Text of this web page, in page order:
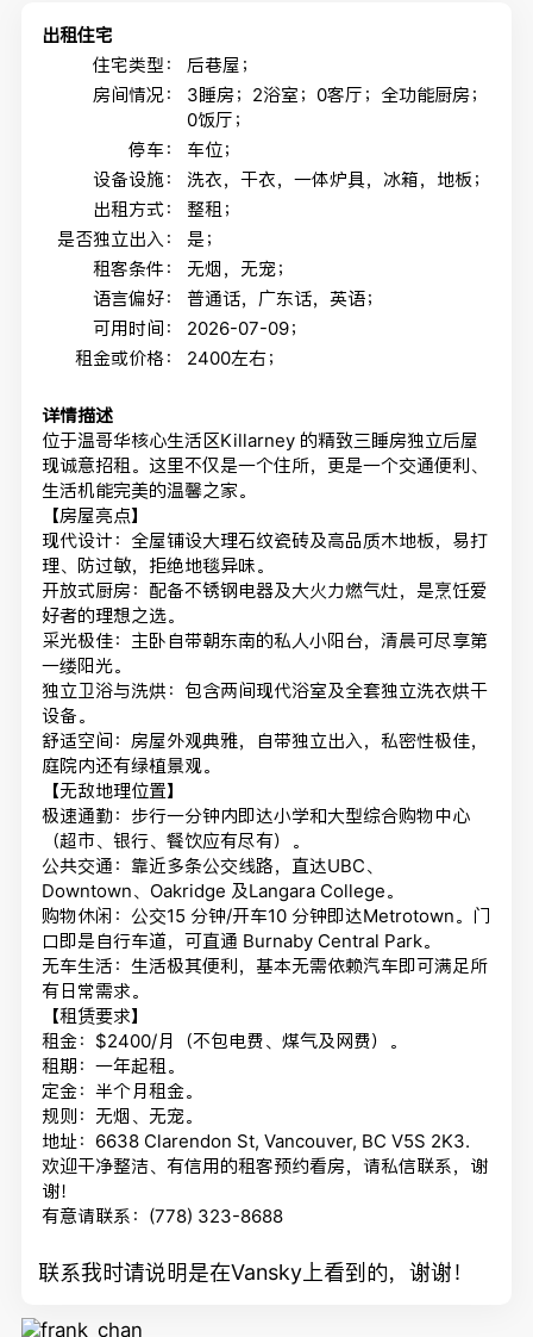
出租住宅
住宅类型：
后巷屋；
房间情况：
3睡房；2浴室；0客厅；全功能厨房；
0饭厅；
停车：
车位；
设备设施：
洗衣，干衣，一体炉具，冰箱，地板；
出租方式：
整租；
是否独立出入：
是；
租客条件：
无烟，无宠；
语言偏好：
普通话，广东话，英语；
可用时间：
2026-07-09；
租金或价格：
2400左右；
详情描述
位于温哥华核心生活区Killarney 的精致三睡房独立后屋
现诚意招租。这里不仅是一个住所，更是一个交通便利、
生活机能完美的温馨之家。
【房屋亮点】
现代设计：全屋铺设大理石纹瓷砖及高品质木地板，易打
理、防过敏，拒绝地毯异味。
开放式厨房：配备不锈钢电器及大火力燃气灶，是烹饪爱
好者的理想之选。
采光极佳：主卧自带朝东南的私人小阳台，清晨可尽享第
一缕阳光。
独立卫浴与洗烘：包含两间现代浴室及全套独立洗衣烘干
设备。
舒适空间：房屋外观典雅，自带独立出入，私密性极佳，
庭院内还有绿植景观。
【无敌地理位置】
极速通勤：步行一分钟内即达小学和大型综合购物中心
（超市、银行、餐饮应有尽有）。
公共交通：靠近多条公交线路，直达UBC、
Downtown、Oakridge 及Langara College。
购物休闲：公交15 分钟/开车10 分钟即达Metrotown。门
口即是自行车道，可直通 Burnaby Central Park。
无车生活：生活极其便利，基本无需依赖汽车即可满足所
有日常需求。
【租赁要求】
租金：$2400/月（不包电费、煤气及网费）。
租期：一年起租。
定金：半个月租金。
规则：无烟、无宠。
地址：6638 Clarendon St, Vancouver, BC V5S 2K3.
欢迎干净整洁、有信用的租客预约看房，请私信联系，谢
谢！
有意请联系：(778) 323-8688
联系我时请说明是在Vansky上看到的，谢谢！